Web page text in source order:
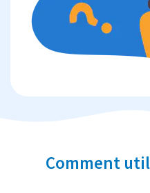
Comment